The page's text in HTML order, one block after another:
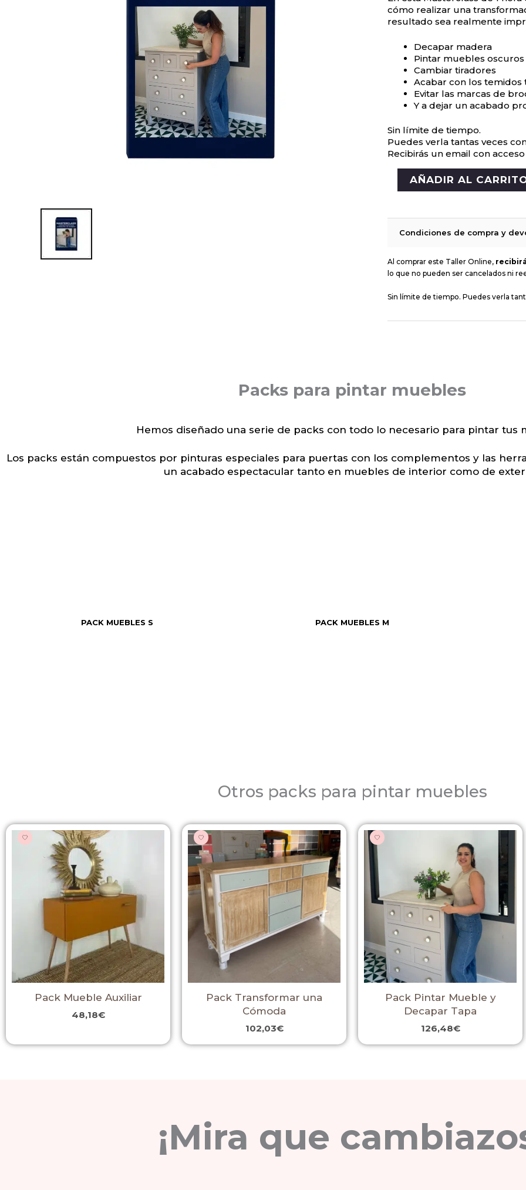
cómo realizar una
resultado sea realmente
Decapar madera
Pintar muebles oscuros
Cambiar tiradores
Acabar con los temidos
Evitar las marcas de
Y a dejar un acabado
Sin límite de tiempo.
Puedes verla tantas veces
Recibirás un email con
AÑADIR AL
Condiciones de compra y
Al comprar este Taller Online,
lo que no pueden ser cancelados ni
Sin límite de tiempo. Puedes verla
Packs para pintar muebles
Hemos diseñado una serie de packs con todo lo necesario para pintar tus
Los packs están compuestos por pinturas especiales para puertas con los complementos y las
un acabado espectacular tanto en muebles de interior como de
PACK MUEBLES S PACK MUEBLES M
Otros packs para pintar muebles
Pack Mueble Auxiliar
48,18€
Pack Transformar una
Cómoda
102,03€
Pack Pintar Mueble y
Decapar Tapa
126,48€
¡Mira que